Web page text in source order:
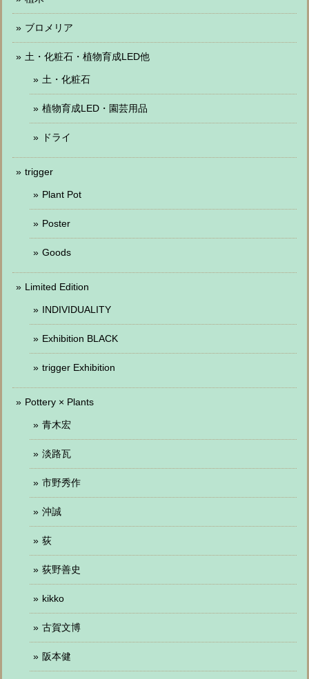
ブロメリア
土・化粧石・植物育成LED他
土・化粧石
植物育成LED・園芸用品
ドライ
trigger
Plant Pot
Poster
Goods
Limited Edition
INDIVIDUALITY
Exhibition BLACK
trigger Exhibition
Pottery × Plants
青木宏
淡路瓦
市野秀作
沖誠
荻
荻野善史
kikko
古賀文博
阪本健